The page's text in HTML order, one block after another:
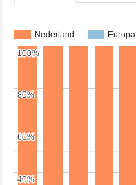
Nederland Europa
40%
40%
60%
60%
80%
80%
100%
100%